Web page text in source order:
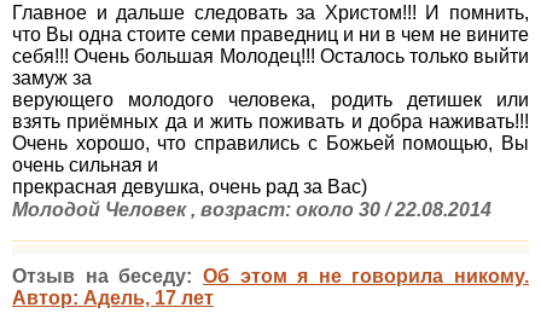
Главное и дальше следовать за Христом!!! И помнить,
что Вы одна стоите семи праведниц и ни в чем не вините
себя!!! Очень большая Молодец!!! Осталось только выйти
замуж за
верующего молодого человека, родить детишек или
взять приёмных да и жить поживать и добра наживать!!!
Очень хорошо, что справились с Божьей помощью, Вы
очень сильная и
прекрасная девушка, очень рад за Вас)
Молодой Человек , возраст: около 30 / 22.08.2014
Отзыв на беседу: Об этом я не говорила никому.
Автор: Адель, 17 лет